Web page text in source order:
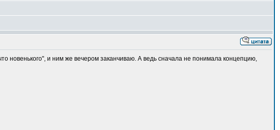
новенького", и ним же вечером заканчиваю. А ведь сначала не понимала концепцию,